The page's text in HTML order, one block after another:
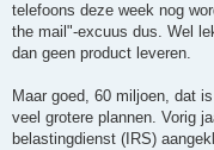
telefoons deze week nog
the mail"-excuus dus. Wel
dan geen product leveren.
Maar goed, 60 miljoen, dat
veel grotere plannen. Vorig
belastingdienst (IRS)